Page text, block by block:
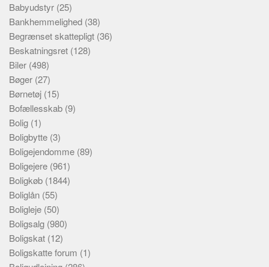
Babyudstyr (25)
Bankhemmelighed (38)
Begrænset skattepligt (36)
Beskatningsret (128)
Biler (498)
Bøger (27)
Børnetøj (15)
Bofællesskab (9)
Bolig (1)
Boligbytte (3)
Boligejendomme (89)
Boligejere (961)
Boligkøb (1844)
Boliglån (55)
Boligleje (50)
Boligsalg (980)
Boligskat (12)
Boligskatte forum (1)